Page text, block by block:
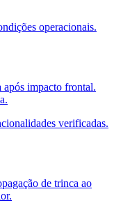
operacionais.
impacto frontal.
verificadas.
de trinca ao